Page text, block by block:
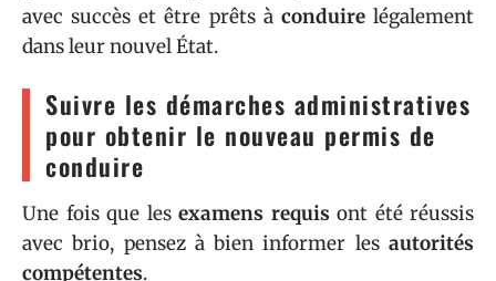
avec succès et être prêts à conduirelégalement
dans leur nouvel État.
Suivre les démarches administratives
pour obtenir le nouveau permis de
conduire
Une fois que les examens requis ont été réussis
avec brio, pensez à bien informer les autorités
compétentes.